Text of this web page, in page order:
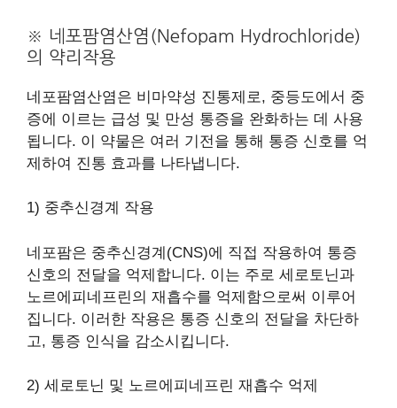
※ 네포팜염산염(Nefopam Hydrochloride)
의 약리작용
네포팜염산염은 비마약성 진통제로, 중등도에서 중
증에 이르는 급성 및 만성 통증을 완화하는 데 사용
됩니다. 이 약물은 여러 기전을 통해 통증 신호를 억
제하여 진통 효과를 나타냅니다.
1) 중추신경계 작용
네포팜은 중추신경계(CNS)에 직접 작용하여 통증
신호의 전달을 억제합니다. 이는 주로 세로토닌과
노르에피네프린의 재흡수를 억제함으로써 이루어
집니다. 이러한 작용은 통증 신호의 전달을 차단하
고, 통증 인식을 감소시킵니다.
2) 세로토닌 및 노르에피네프린 재흡수 억제